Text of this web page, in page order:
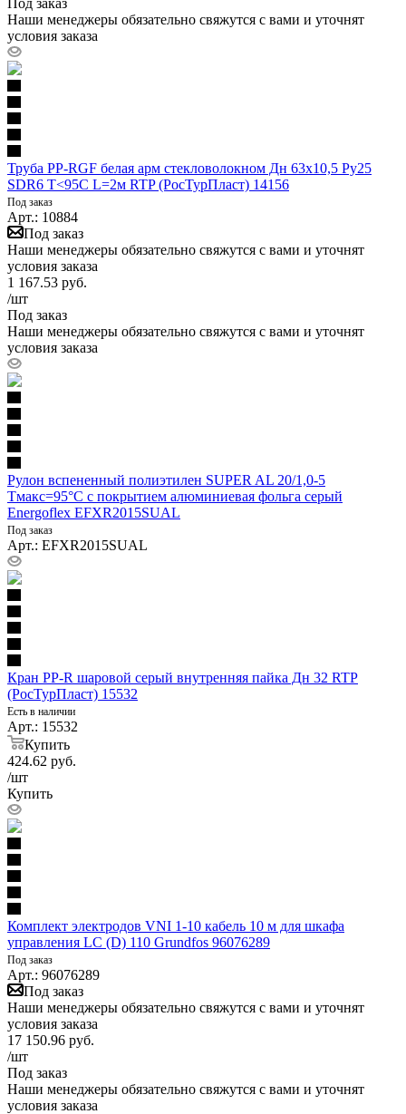
Наши менеджеры обязательно свяжутся с вами и уточнят
условия заказа
Труба PP-RGF белая арм стекловолокном Дн 63х10,5 Ру25
SDR6 Т<95С L=2м RTP (РосТурПласт) 14156
Под заказ
Арт.: 10884
Под заказ
Наши менеджеры обязательно свяжутся с вами и уточнят
условия заказа
1 167.53 руб.
/шт
Под заказ
Наши менеджеры обязательно свяжутся с вами и уточнят
условия заказа
Рулон вспененный полиэтилен SUPER AL 20/1,0-5
Тмакс=95°C с покрытием алюминиевая фольга серый
Energoflex EFXR2015SUAL
Под заказ
Арт.: EFXR2015SUAL
Кран PP-R шаровой серый внутренняя пайка Дн 32 RTP
(РосТурПласт) 15532
Есть в наличии
Арт.: 15532
Купить
424.62 руб.
/шт
Купить
Комплект электродов VNI 1-10 кабель 10 м для шкафа
управления LC (D) 110 Grundfos 96076289
Под заказ
Арт.: 96076289
Под заказ
Наши менеджеры обязательно свяжутся с вами и уточнят
условия заказа
17 150.96 руб.
/шт
Под заказ
Наши менеджеры обязательно свяжутся с вами и уточнят
условия заказа